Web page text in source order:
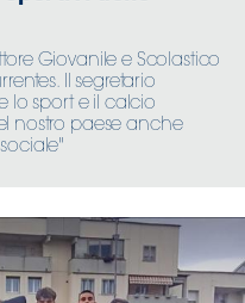
Giovanile e Scolastico
Il segretario
lo sport e il calcio
nostro paese anche